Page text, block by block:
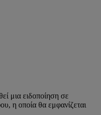
μια ειδοποίηση σε
η οποία θα εμφανίζεται